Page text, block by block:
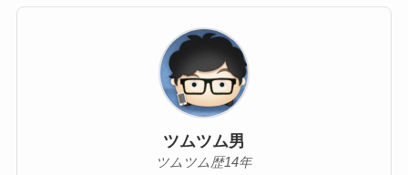
ツムツム男
ツムツム歴14年